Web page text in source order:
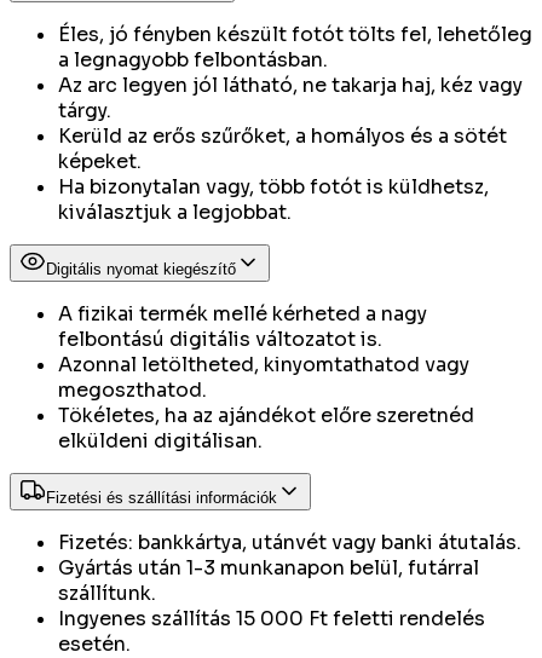
Éles, jó fényben készült fotót tölts fel, lehetőleg
a legnagyobb felbontásban.
Az arc legyen jól látható, ne takarja haj, kéz vagy
tárgy.
Kerüld az erős szűrőket, a homályos és a sötét
képeket.
Ha bizonytalan vagy, több fotót is küldhetsz,
kiválasztjuk a legjobbat.
Digitális nyomat kiegészítő
A fizikai termék mellé kérheted a nagy
felbontású digitális változatot is.
Azonnal letöltheted, kinyomtathatod vagy
megoszthatod.
Tökéletes, ha az ajándékot előre szeretnéd
elküldeni digitálisan.
Fizetési és szállítási információk
Fizetés: bankkártya, utánvét vagy banki átutalás.
Gyártás után 1-3 munkanapon belül, futárral
szállítunk.
Ingyenes szállítás 15 000 Ft feletti rendelés
esetén.